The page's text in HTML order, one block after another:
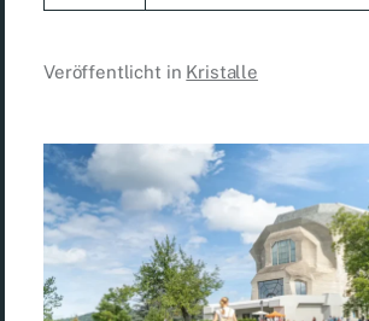
Veröffentlicht in Kristalle